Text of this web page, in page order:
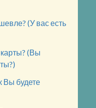
(У вас есть
(Вы
Вы будете